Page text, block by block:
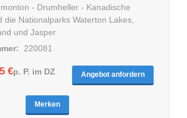
- Drumheller - Kanadische
die Nationalparks Waterton Lakes,
und Jasper
220081
€p. P. im DZ Angebot anfordern
Merken